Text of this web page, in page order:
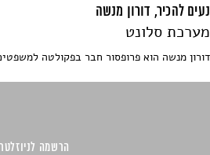
נעים להכיר, דורון מנשה
מערכת סלונט
דורון מנשה הוא פרופסור חבר בפקולטה
הרשמה לניוזלטר